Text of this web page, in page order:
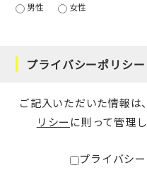
男性 女性
プライバシーポリシー
ご記入いただいた情報は
リシー に則って管理
プライバシ